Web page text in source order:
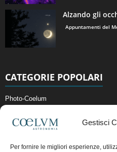
Gestisci
Per fornire le migliori esperienze,
Alzando gli
Appuntamenti del
CATEGORIE POPOLARI
Photo-Coelum
News di Astronomia
Cielo del Mese